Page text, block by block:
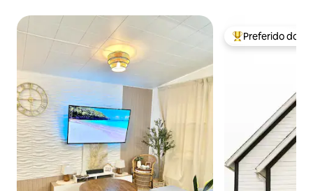
Entre os
Preferido dos